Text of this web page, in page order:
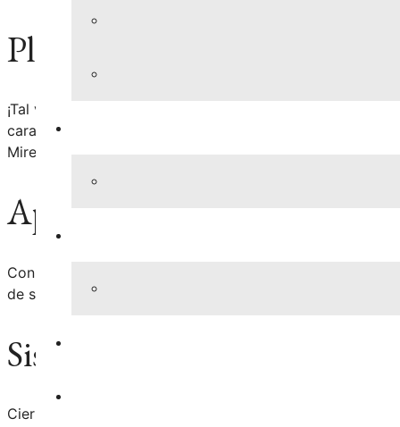
Placas de Licencia Oscurecidas
¡Tal vez ya esté violando esta ley, y ni siquiera lo sabe!
característica de diseño original de la placa”, podría ser
Mire a su alrededor … muchos de los marcos de
Apuntar con un “puntero
Con suerte, usted no se sienta obligado a violar esta ley.
de seguridad, bombero, trabajador de servicios médicos
Sistema de “Puntos” para
Ciertas condenas de tránsito causarán “puntos” en